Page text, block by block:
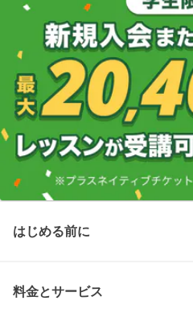
はじめる前に
料金とサービス